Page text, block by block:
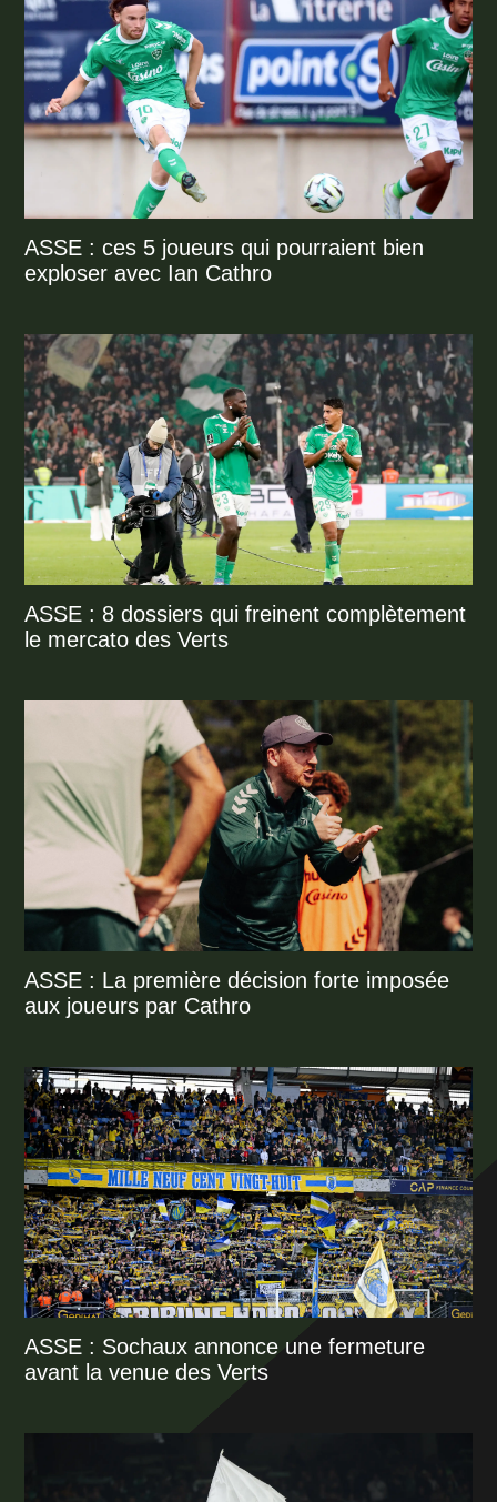
ASSE : ces 5 joueurs qui pourraient bien
exploser avec Ian Cathro
ASSE : 8 dossiers qui freinent complètement
le mercato des Verts
ASSE : La première décision forte imposée
aux joueurs par Cathro
ASSE : Sochaux annonce une fermeture
avant la venue des Verts